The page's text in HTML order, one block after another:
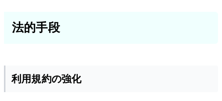
法的手段
利用規約の強化